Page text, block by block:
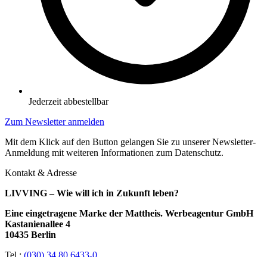
Jederzeit abbestellbar
Zum Newsletter anmelden
Mit dem Klick auf den Button gelangen Sie zu unserer Newsletter-
Anmeldung mit weiteren Informationen zum Datenschutz.
Kontakt & Adresse
LIVVING – Wie will ich in Zukunft leben?
Eine eingetragene Marke der Mattheis. Werbeagentur GmbH
Kastanienallee 4
10435 Berlin